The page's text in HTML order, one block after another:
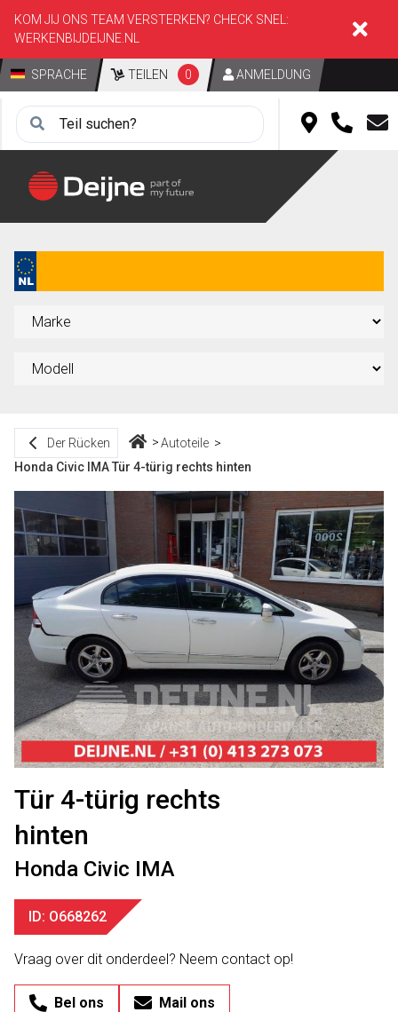
KOM JIJ ONS TEAM VERSTERKEN? CHECK SNEL:
WERKENBIJDEIJNE.NL
SPRACHE TEILEN 0 ANMELDUNG
Der Rücken
Autoteile
Honda Civic IMA Tür 4-türig rechts hinten
Tür 4-türig rechts
hinten
Honda Civic IMA
ID: O668262
Vraag over dit onderdeel? Neem contact op!
Bel ons Mail ons